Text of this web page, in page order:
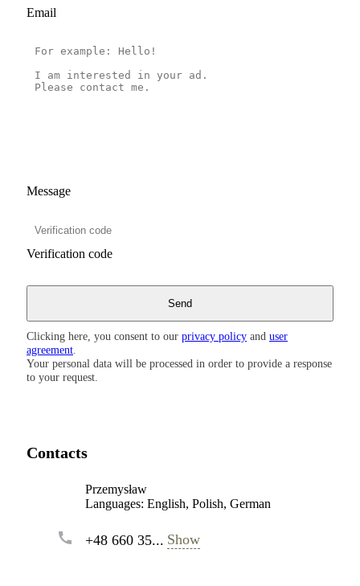
Email
Message
Verification code
Clicking here, you consent to our privacy policy and user
agreement
Your personal data will be processed in order to provide a response
to your request.
Contacts
Przemysław
Languages: English, Polish, German
+48 660 35... Show